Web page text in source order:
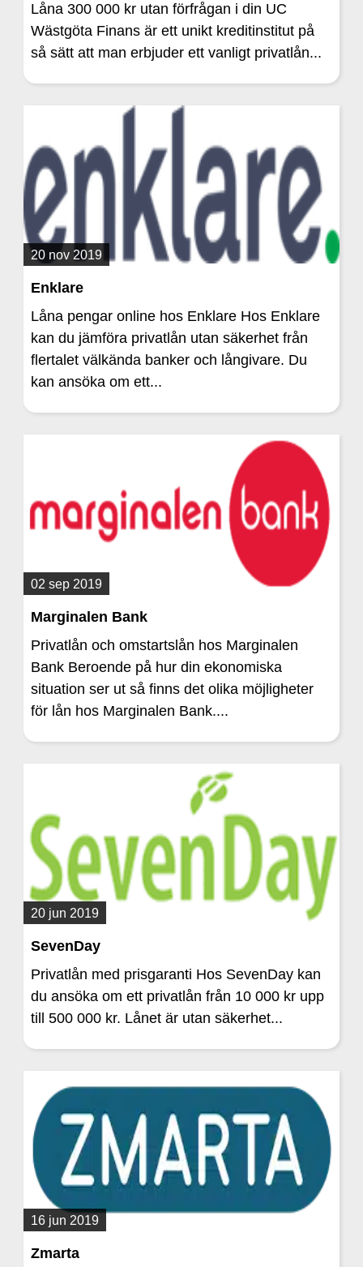
Låna 300 000 kr utan förfrågan i din UC
Wästgöta Finans är ett unikt kreditinstitut på
så sätt att man erbjuder ett vanligt privatlån...
20 nov 2019
Enklare
Låna pengar online hos Enklare Hos Enklare
kan du jämföra privatlån utan säkerhet från
flertalet välkända banker och långivare. Du
kan ansöka om ett...
02 sep 2019
Marginalen Bank
Privatlån och omstartslån hos Marginalen
Bank Beroende på hur din ekonomiska
situation ser ut så finns det olika möjligheter
för lån hos Marginalen Bank....
20 jun 2019
SevenDay
Privatlån med prisgaranti Hos SevenDay kan
du ansöka om ett privatlån från 10 000 kr upp
till 500 000 kr. Lånet är utan säkerhet...
16 jun 2019
Zmarta